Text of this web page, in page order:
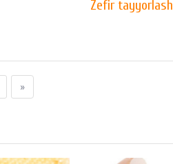
Zefir tayyorlash
»